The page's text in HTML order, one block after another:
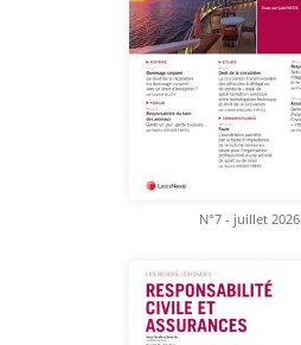
N°7 - juillet 2026